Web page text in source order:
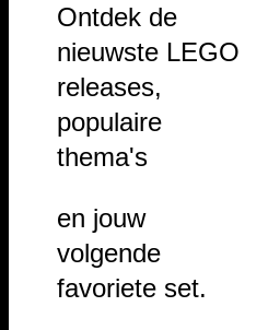
Ontdek de
nieuwste LEGO
releases,
populaire
thema's
en jouw
volgende
favoriete set.